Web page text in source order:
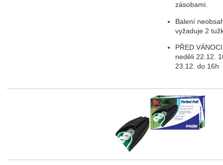
zásobami.
Balení
vyžaduje 2
PŘED
neděli 22.12.
23.12. do 16h